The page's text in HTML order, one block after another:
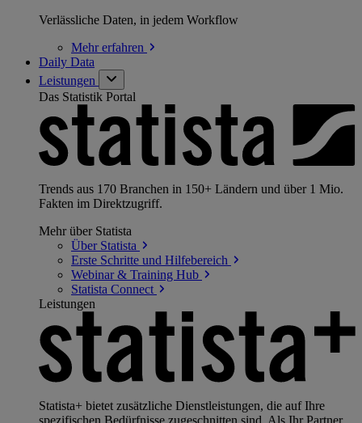
Verlässliche Daten, in jedem Workflow
Mehrerfahren
Daily Data
Leistungen
Das Statistik Portal
Trends aus 170 Branchen in 150+ Ländern und über 1 Mio.
Fakten im Direktzugriff.
Mehr über Statista
Über Statista
Erste Schritte und Hilfebereich
Webinar & Training Hub
Statista Connect
Leistungen
Statista+ bietet zusätzliche Dienstleistungen, die auf Ihre
spezifischen Bedürfnisse zugeschnitten sind. Als Ihr Partner